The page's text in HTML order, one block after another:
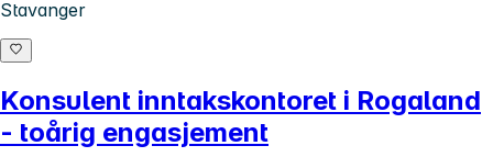
Stavanger
Konsulent inntakskontoret i Rogaland
- toårig engasjement